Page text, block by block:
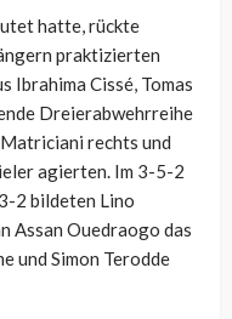
hatte, rückte
praktizierten
Ibrahima Cissé, Tomas
Dreierabwehrreihe
rechts und
agierten. Im 3-5-2
2 bildeten Lino
Assan Ouedraogo das
und Simon Terodde